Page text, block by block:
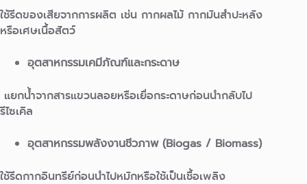
ใช้รีดของเสียจากการผลิต เช่น กากผลไม้ กากมันสำปะหลัง
หรือเศษเนื้อสัตว์
อุตสาหกรรมเคมีภัณฑ์และกระดาษ
แยกน้ำจากสารแขวนลอยหรือเยื่อกระดาษก่อนนำกลับไป
รีไซเคิล
อุตสาหกรรมพลังงานชีวภาพ (Biogas / Biomass)
ใช้รีดกากอินทรีย์ก่อนนำไปหมักหรือใช้เป็นเชื้อเพลิง